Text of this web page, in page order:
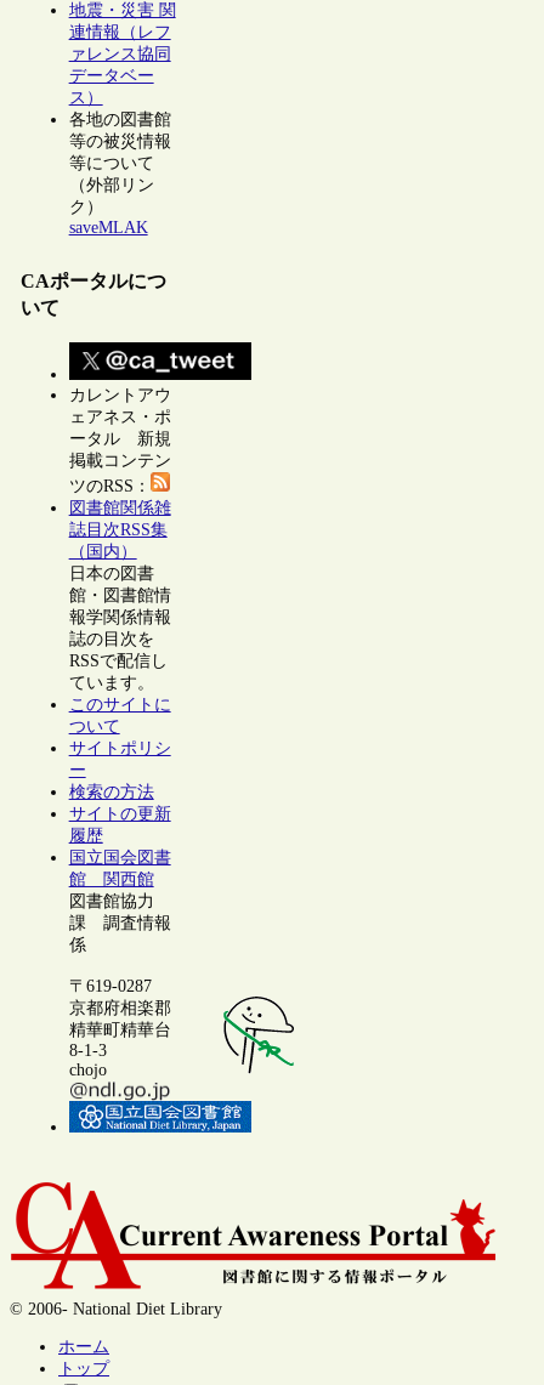
地震・災害 関
連情報（レフ
ァレンス協同
データベー
ス）
各地の図書館
等の被災情報
等について
（外部リン
ク）
saveMLAK
CAポータルにつ
いて
カレントアウ
ェアネス・ポ
ータル 新規
掲載コンテン
ツのRSS：
図書館関係雑
誌目次RSS集
（国内）
日本の図書
館・図書館情
報学関係情報
誌の目次を
RSSで配信し
ています。
このサイトに
ついて
サイトポリシ
ー
検索の方法
サイトの更新
履歴
国立国会図書
館 関西館
図書館協力
課 調査情報
係
〒619-0287
京都府相楽郡
精華町精華台
8-1-3
chojo
© 2006- National Diet Library
ホーム
トップ